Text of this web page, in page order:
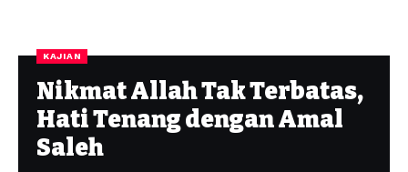
KAJIAN
Nikmat Allah Tak Terbatas,
Hati Tenang dengan Amal
Saleh